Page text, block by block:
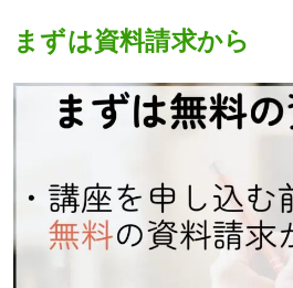
まずは資料請求から